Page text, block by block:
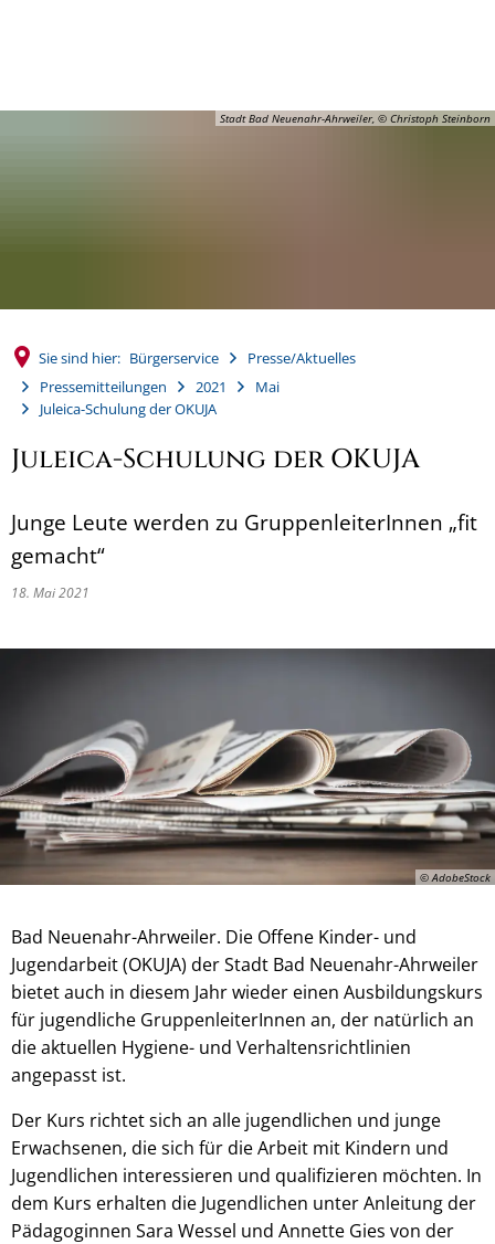
Stadt Bad Neuenahr-Ahrweiler, © Christoph Steinborn
Sie sind hier: Bürgerservice
Presse/Aktuelles
Pressemitteilungen
2021
Mai
Juleica-Schulung der OKUJA
Juleica-Schulung der OKUJA
Junge Leute werden zu GruppenleiterInnen „fit
gemacht“
18. Mai 2021
© AdobeStock
Bad Neuenahr-Ahrweiler. Die Offene Kinder- und
Jugendarbeit (OKUJA) der Stadt Bad Neuenahr-Ahrweiler
bietet auch in diesem Jahr wieder einen Ausbildungskurs
für jugendliche GruppenleiterInnen an, der natürlich an
die aktuellen Hygiene- und Verhaltensrichtlinien
angepasst ist.
Der Kurs richtet sich an alle jugendlichen und junge
Erwachsenen, die sich für die Arbeit mit Kindern und
Jugendlichen interessieren und qualifizieren möchten. In
dem Kurs erhalten die Jugendlichen unter Anleitung der
Pädagoginnen Sara Wessel und Annette Gies von der